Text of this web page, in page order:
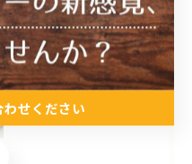
本日、都合によりお休み致します。
2026/07/03
7月の店休日の予定
せください
せください